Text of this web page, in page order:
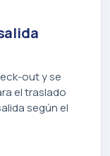
out y se
el traslado
según el